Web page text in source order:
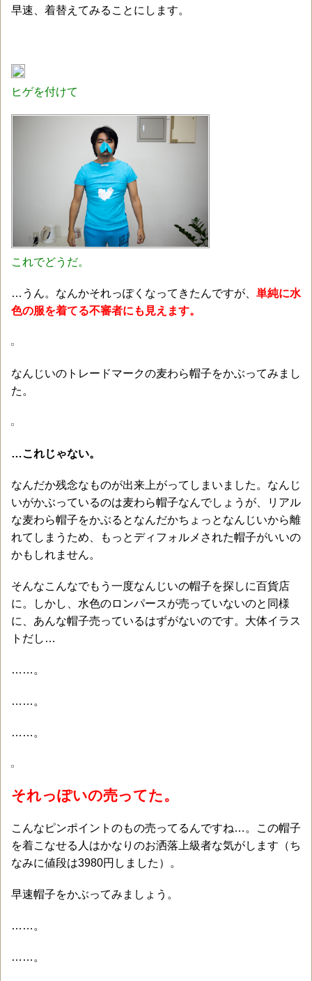
早速、着替えてみることにします。
ヒゲを付けて
これでどうだ。
…うん。なんかそれっぽくなってきたんですが、 単純に水
色の服を着てる不審者にも見えます。
なんじいのトレードマークの麦わら帽子をかぶってみまし
た。
…これじゃない。
なんだか残念なものが出来上がってしまいました。なんじ
いがかぶっているのは麦わら帽子なんでしょうが、リアル
な麦わら帽子をかぶるとなんだかちょっとなんじいから離
れてしまうため、もっとディフォルメされた帽子がいいの
かもしれません。
そんなこんなでもう一度なんじいの帽子を探しに百貨店
に。しかし、水色のロンパースが売っていないのと同様
に、あんな帽子売っているはずがないのです。大体イラス
トだし…
……。
……。
……。
それっぽいの売ってた。
こんなピンポイントのもの売ってるんですね…。この帽子
を着こなせる人はかなりのお洒落上級者な気がします（ち
なみに値段は3980円しました）。
早速帽子をかぶってみましょう。
……。
……。